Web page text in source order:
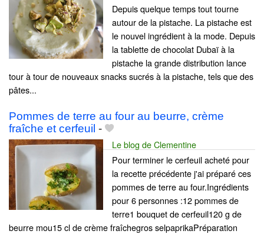
Depuis quelque temps tout tourne
autour de la pistache. La pistache est
le nouvel ingrédient à la mode. Depuis
la tablette de chocolat Dubaï à la
pistache la grande distribution lance
tour à tour de nouveaux snacks sucrés à la pistache, tels que des
pâtes...
Pommes de terre au four au beurre, crème
fraîche et cerfeuil -
Le blog de Clementine
Pour terminer le cerfeuil acheté pour
la recette précédente j'ai préparé ces
pommes de terre au four.Ingrédients
pour 6 personnes :12 pommes de
terre1 bouquet de cerfeuil120 g de
beurre mou15 cl de crème fraîchegros selpaprikaPréparation